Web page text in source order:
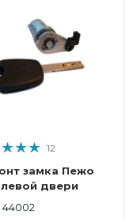
12
замка Пежо
двери
44002